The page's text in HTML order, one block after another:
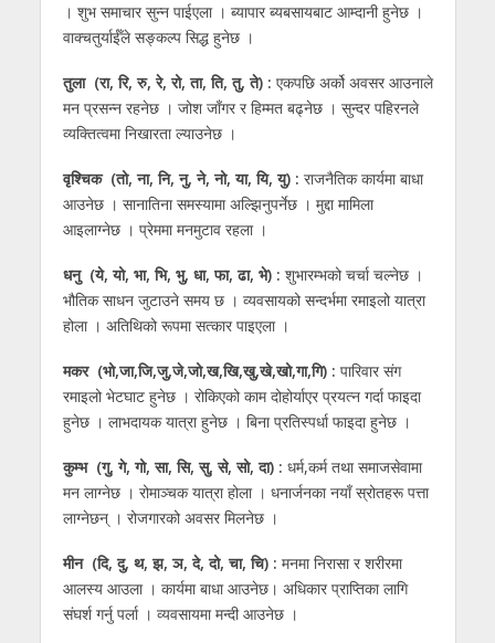
। शुभ समाचार सुन्न पाईएला । ब्यापार ब्यबसायबाट आम्दानी हुनेछ ।
वाक्चतुर्याईँले सङ्कल्प सिद्ध हुनेछ ।
तुला (रा, रि, रु, रे, रो, ता, ति, तु, ते) : एकपछि अर्को अवसर आउनाले
मन प्रसन्न रहनेछ । जोश जाँगर र हिम्मत बढ्नेछ । सुन्दर पहिरनले
व्यक्तित्वमा निखारता ल्याउनेछ ।
वृश्चिक (तो, ना, नि, नु, ने, नो, या, यि, यु) : राजनैतिक कार्यमा बाधा
आउनेछ । सानातिना समस्यामा अल्झिनुपर्नेछ । मुद्दा मामिला
आइलाग्नेछ । प्रेममा मनमुटाव रहला ।
धनु (ये, यो, भा, भि, भु, धा, फा, ढा, भे) : शुभारम्भको चर्चा चल्नेछ ।
भौतिक साधन जुटाउने समय छ । व्यवसायको सन्दर्भमा रमाइलो यात्रा
होला । अतिथिको रूपमा सत्कार पाइएला ।
मकर (भो,जा,जि,जु,जे,जो,ख,खि,खु,खे,खो,गा,गि) : पारिवार संग
रमाइलो भेटघाट हुनेछ । रोकिएको काम दोहोर्याएर प्रयत्न गर्दा फाइदा
हुनेछ । लाभदायक यात्रा हुनेछ । बिना प्रतिस्पर्धा फाइदा हुनेछ ।
कुम्भ (गु, गे, गो, सा, सि, सु, से, सो, दा) : धर्म,कर्म तथा समाजसेवामा
मन लाग्नेछ । रोमाञ्चक यात्रा होला । धनार्जनका नयाँ स्रोतहरू पत्ता
लाग्नेछन् । रोजगारको अवसर मिलनेछ ।
मीन (दि, दु, थ, झ, ञ, दे, दो, चा, चि) : मनमा निरासा र शरीरमा
आलस्य आउला । कार्यमा बाधा आउनेछ। अधिकार प्राप्तिका लागि
संघर्श गर्नु पर्ला । व्यवसायमा मन्दी आउनेछ ।